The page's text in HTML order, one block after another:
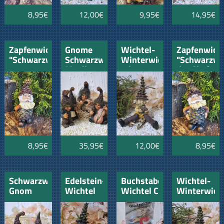
8,95€ 12,00€ 9,95€ 14,95€
Zapfenwichtel
"Schwarzwald"
8,95€
Gnome
Schwarzwälder
Musiker
Wichtele
35,95€
Wichtel-
Winterwichtel
mit
Schlitten
und
Zapfen
12,00€
der Chef
8,95€
Schwarzwald
Gnom
Ehepaar
Edelstein-
Wichtel
"Amethyst"
Fische
Buchstaben
Wichtel C
"Seppl "
Wichtel-
mit
Schlitten
und